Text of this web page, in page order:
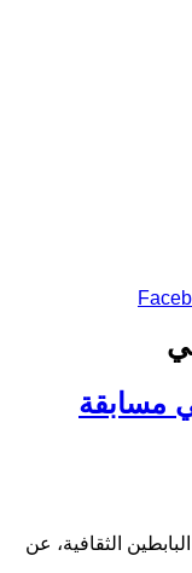
مسابقة
الثقافية، عن